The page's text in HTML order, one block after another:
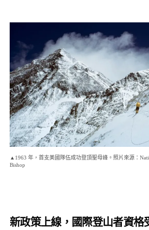
▲1963 年，首支美國隊伍成功登頂聖母峰。照片來源：
Bishop
新政策上線，國際登山者資格